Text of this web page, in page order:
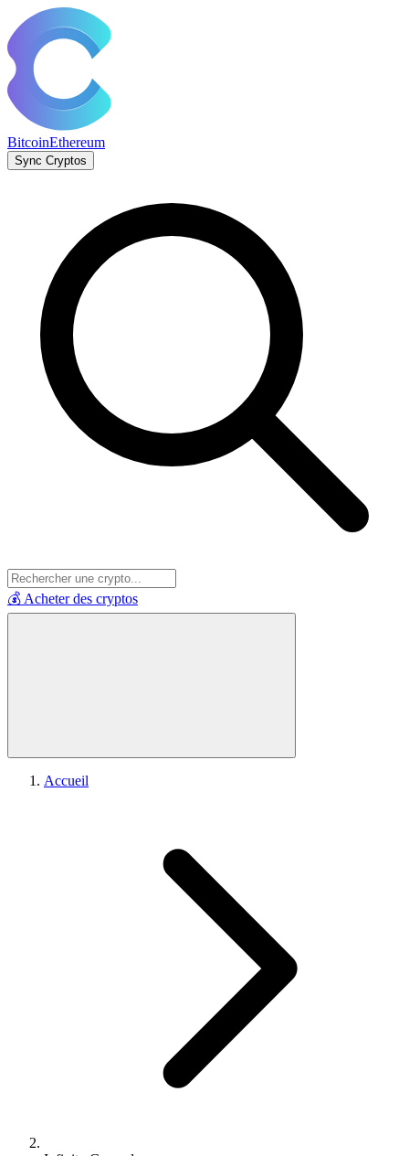
BitcoinEthereum
Sync Cryptos
💰 Acheter des cryptos
Accueil